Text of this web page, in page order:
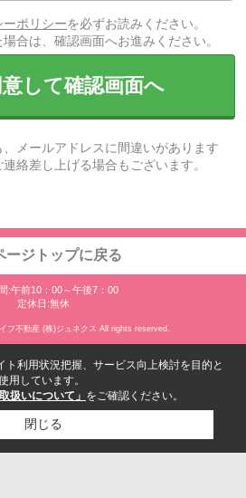
ポリシーを必ずお読みください。
合は、確認画面へお進みください。
して確認画面へ
メールアドレスに間違いがあります
絡差し上げる場合もございます。
ージトップに戻る
:午前10：00～午後7：00
定休日:無休
フ不動産 (株)ジュネクス All rights reserved.
ト利用状況把握、サービス向上検討を目的と
用しています。
扱いについて」 をご確認ください。
閉じる